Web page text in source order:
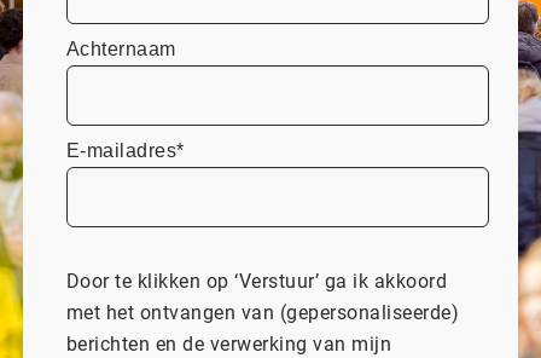
Achternaam
E-mailadres*
Door te klikken op ‘Verstuur’ ga ik akkoord
met het ontvangen van (gepersonaliseerde)
berichten en de verwerking van mijn